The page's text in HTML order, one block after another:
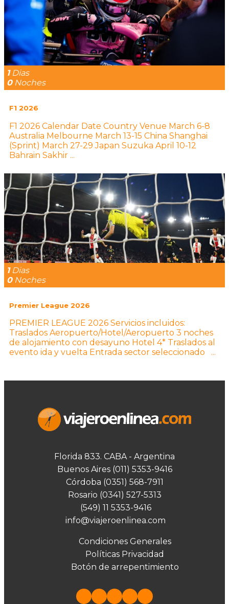
1Dias
0Noches
F1 2026
F1 2026 Calendar Date Country Venue March 6-8
Australia Melbourne March 13-15 China Shanghai
(Sprint) March 27-29 Japan Suzuka April 10-12
Bahrain Sakhir ...
1Dias
0Noches
Premier League 2026
PREMIER LEAGUE 2026 Servicios incluidos:
Traslados Aeropuerto/Hotel/Aeropuerto 3 noches
de alojamiento con desayuno Hotel 4* Traslados al
evento ida y vuelta Entrada sector seleccionado ...
Florida 833. CABA - Argentina
Buenos Aires (011) 5353-9416
Córdoba (0351) 568-7911
Rosario (0341) 527-5313
(549) 11 5353-9416
info@viajeroenlinea.com
Condiciones Generales
Políticas Privacidad
Botón de arrepentimiento